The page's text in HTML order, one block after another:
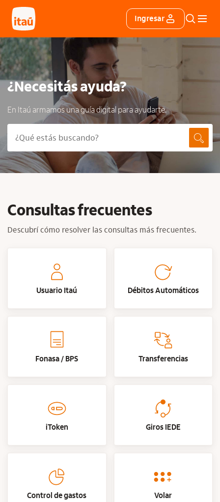
Ingresar
¿Necesitás ayuda?
En Itaú armamos una guía digital para ayudarte.
Consultas frecuentes
Descubrí cómo resolver las consultas más frecuentes.
Usuario Itaú Débitos Automáticos
Fonasa / BPS Transferencias
iToken Giros IEDE
Control de gastos Volar